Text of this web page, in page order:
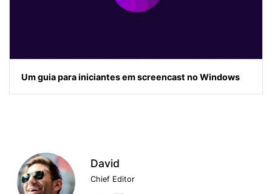
Um guia para iniciantes em screencast no Windows
David
Chief Editor